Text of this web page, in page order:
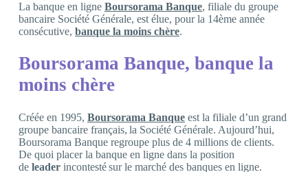
La banque en ligne Boursorama Banque, filiale du groupe
bancaire Société Générale, est élue, pour la 14ème année
consécutive, banque la moins chère.
Boursorama Banque, banque la
moins chère
Créée en 1995, Boursorama Banque est la filiale d’un grand
groupe bancaire français, la Société Générale. Aujourd’hui,
Boursorama Banque regroupe plus de 4 millions de clients.
De quoi placer la banque en ligne dans la position
de leader incontesté sur le marché des banques en ligne.